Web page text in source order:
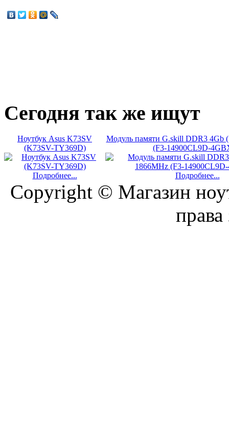
Сегодня так же ищут
Ноутбук Asus K73SV
(K73SV-TY369D)
Подробнее...
Модуль памяти G.skill DDR3 4Gb
(F3-14900CL9D-
Подробнее...
Copyright © Магазин